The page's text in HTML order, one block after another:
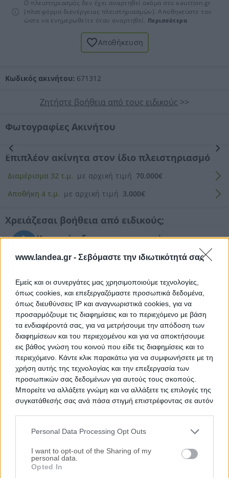
www.landea.gr - Σεβόμαστε την ιδιωτικότητά σας
Εμείς και οι συνεργάτες μας χρησιμοποιούμε τεχνολογίες,
όπως cookies, και επεξεργαζόμαστε προσωπικά δεδομένα,
όπως διευθύνσεις IP και αναγνωριστικά cookies, για να
προσαρμόζουμε τις διαφημίσεις και το περιεχόμενο με βάση
τα ενδιαφέροντά σας, για να μετρήσουμε την απόδοση των
διαφημίσεων και του περιεχομένου και για να αποκτήσουμε
εις βάθος γνώση του κοινού που είδε τις διαφημίσεις και το
περιεχόμενο. Κάντε κλικ παρακάτω για να συμφωνήσετε με τη
χρήση αυτής της τεχνολογίας και την επεξεργασία των
προσωπικών σας δεδομένων για αυτούς τους σκοπούς.
Μπορείτε να αλλάξετε γνώμη και να αλλάξετε τις επιλογές της
συγκατάθεσής σας ανά πάσα στιγμή επιστρέφοντας σε αυτόν
services and may gather and store information including but
not limited to your visit or usage behaviour. You may click to
grant or deny consent to Google and its third-party tags to
Personal Data Processing Opt Outs
I want to opt-out of the Sharing of my
personal data.
Opted In
Ο πλειστηριασμός δεν έχει αναρτηθεί ακόμα στο eauction.gr
(πλατφόρμα διενέργειας πλειστηριασμών). Αποθηκεύστε τον
ώστε να ενημερωθείτε όταν αναρτηθεί. Περισσότερα
Αποθήκευση
Κωδικός ακινήτου: 671312
Ζητήστε βοήθεια από τους ειδικούς >>
Φωτογραφίες Ακινήτου
Προηγούμενη
Επόμενη
Επιπλέον ακίνητα στον ίδιο πλειστηριασμό
Διαμέρισμα 32 τ.μ. με αρχική τιμή 70.000€
Αποθήκη 4 τ.μ. με αρχική τιμή 3.000€
Χρειάζεσαι βοήθεια από ειδικούς;
Υποστήριξη για συμμετοχή
Συντονισμός νομικών ενεργειών
Τεχνικός έλεγχος και εκτίμηση
εμπορικής αξίας ακινήτου
Θέλεις Τραπεζική Χρηματοδότηση;
Για το συγκεκριμένο ακίνητοδεν υπάρχειη
δυνατότητα χρηματοδότησης. Μάθετε
περισσότερα
Προτεινόμενα Ακίνητα
Θέση στάθμευσης 14 τ.μ.
Σκρά 22-24, Αιγάλεω, Νομός Αττικής